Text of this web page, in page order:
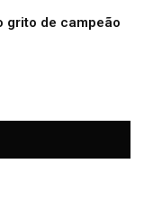
grito de campeão